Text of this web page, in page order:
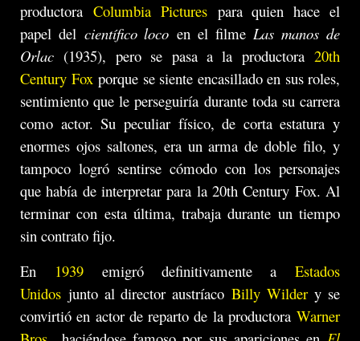
productora Columbia Picturespara quien hace el
papel del científico loco en el filmeLas manos de
Orlac (1935), pero se pasa a la productora 20th
Century Foxporque se siente encasillado en sus roles,
sentimiento que le perseguiría durante toda su carrera
como actor. Su peculiar físico, de corta estatura y
enormes ojos saltones, era un arma de doble filo, y
tampoco logró sentirse cómodo con los personajes
que había de interpretar para la 20th Century Fox. Al
terminar con esta última, trabaja durante un tiempo
sin contrato fijo.
En 1939 emigró definitivamente a Estados
Unidos junto al director austríaco Billy Wildery se
convirtió en actor de reparto de la productora Warner